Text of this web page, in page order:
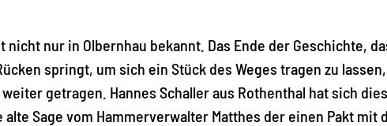
nicht nur in Olbernhau bekannt. Das Ende der Geschichte,
springt, um sich ein Stück des Weges tragen zu
getragen. Hannes Schaller aus Rothenthal hat sich
Sage vom Hammerverwalter Matthes der einen Pakt mit